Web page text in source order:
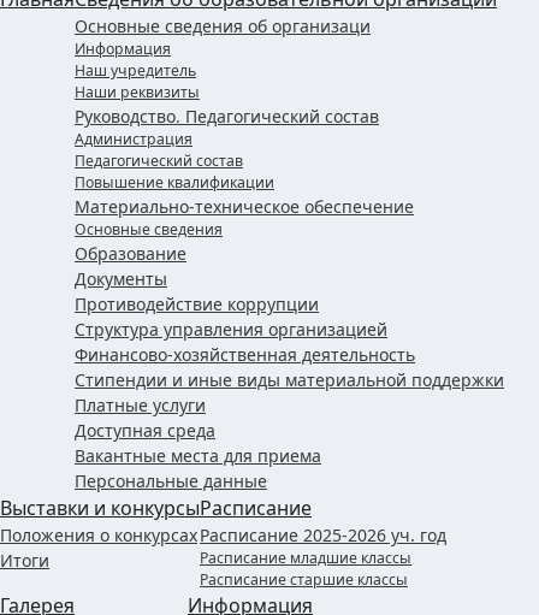
Основные сведения об организаци
Информация
Наш учредитель
Наши реквизиты
Руководство. Педагогический состав
Администрация
Педагогический состав
Повышение квалификации
Материально-техническое обеспечение
Основные сведения
Образование
Документы
Противодействие коррупции
Структура управления организацией
Финансово-хозяйственная деятельность
Стипендии и иные виды материальной поддержки
Платные услуги
Доступная среда
Вакантные места для приема
Персональные данные
Выставки и конкурсы
Положения о конкурсах
Итоги
Расписание
Расписание 2025-2026 уч. год
Расписание младшие классы
Расписание старшие классы
Галерея Информация